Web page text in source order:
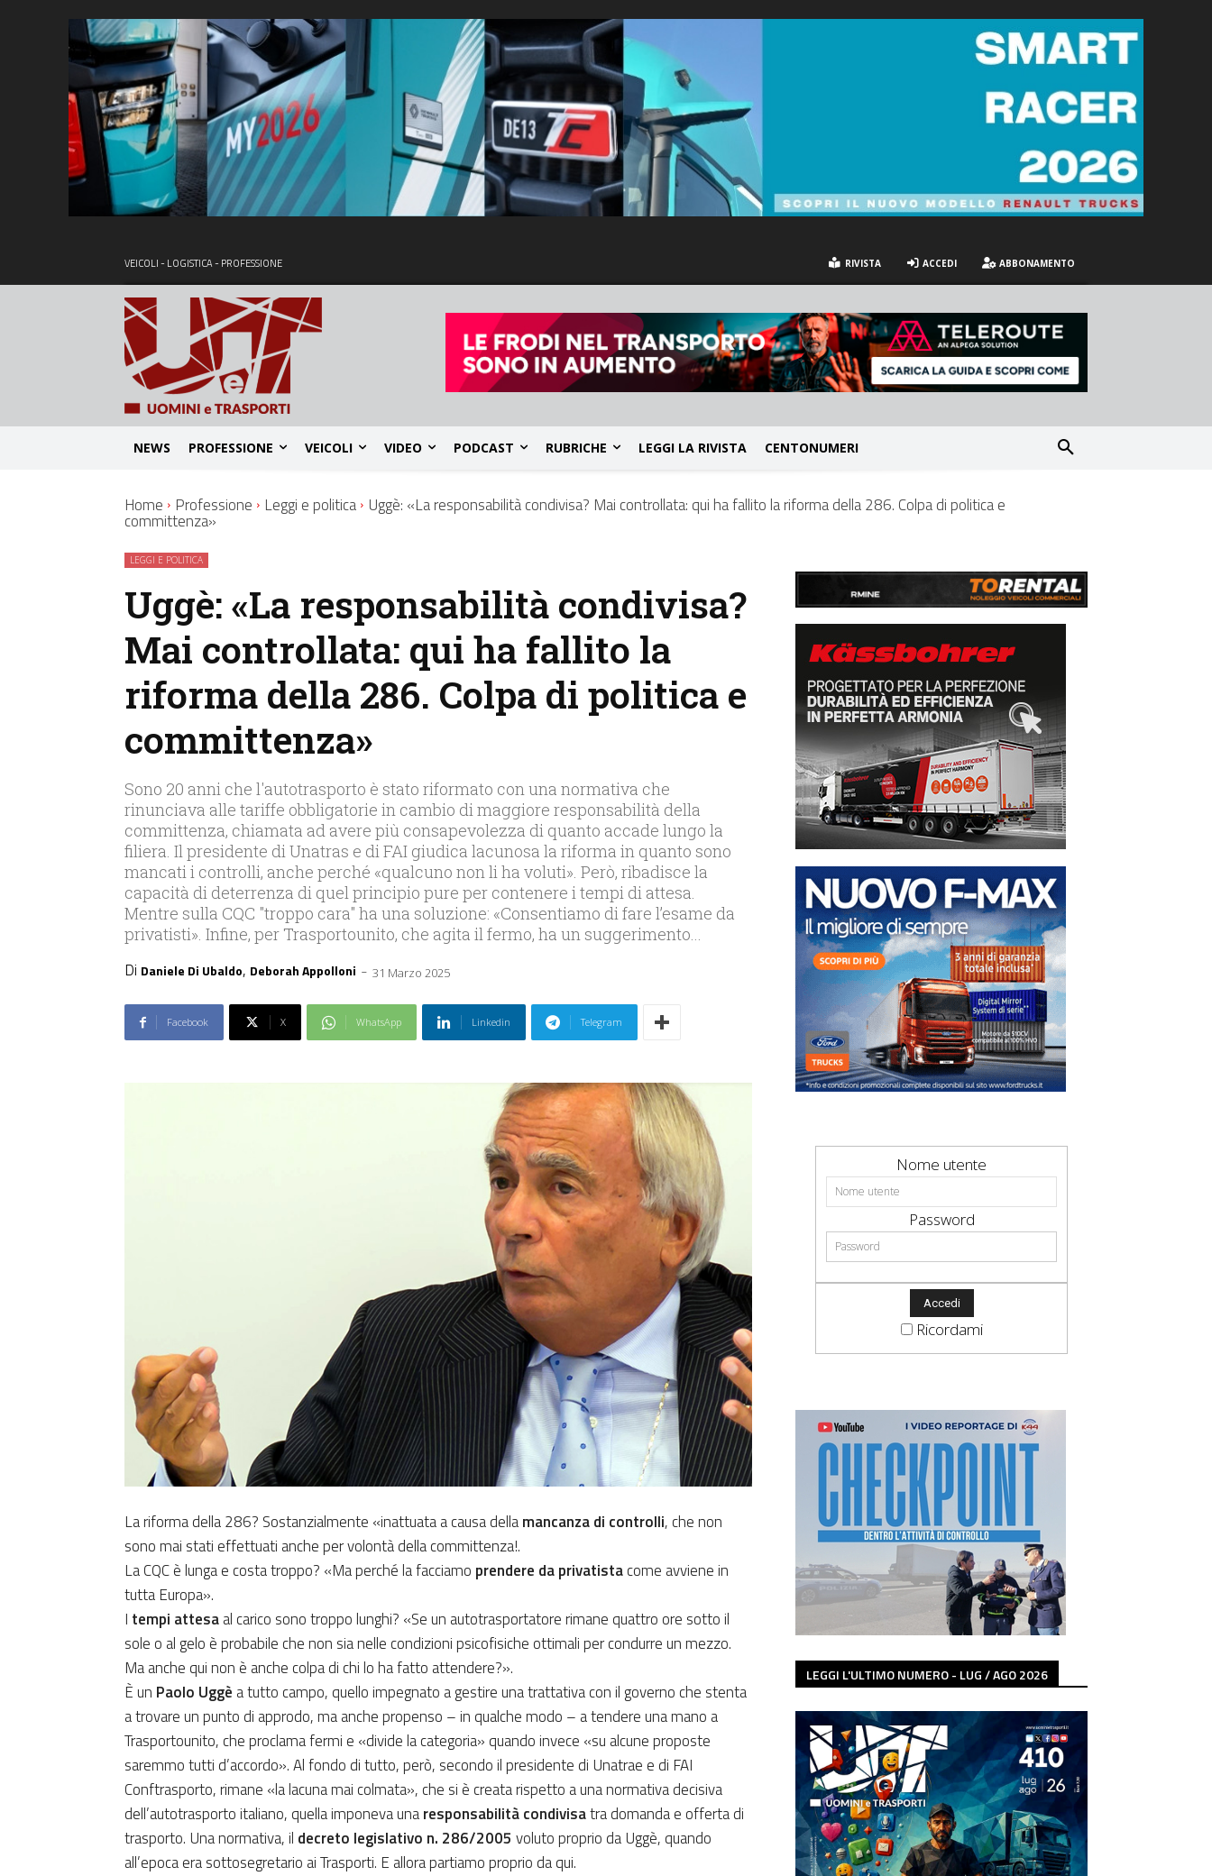
VEICOLI - LOGISTICA - PROFESSIONE RIVISTA ACCEDI ABBONAMENTO
NEWS PROFESSIONE VEICOLI VIDEO PODCAST RUBRICHE LEGGI LA RIVISTA CENTONUMERI
Home Professione Leggi e politica Uggè: «La responsabilità condivisa? Mai controllata: qui ha fallito la riforma della 286. Colpa di politica e
committenza»
LEGGI E POLITICA
Uggè: «La responsabilità condivisa?
Mai controllata: qui ha fallito la
riforma della 286. Colpa di politica e
committenza»
Sono 20 anni che l'autotrasporto è stato riformato con una normativa che
rinunciava alle tariffe obbligatorie in cambio di maggiore responsabilità della
committenza, chiamata ad avere più consapevolezza di quanto accade lungo la
filiera. Il presidente di Unatras e di FAI giudica lacunosa la riforma in quanto sono
mancati i controlli, anche perché «qualcuno non li ha voluti». Però, ribadisce la
capacità di deterrenza di quel principio pure per contenere i tempi di attesa.
Mentre sulla CQC "troppo cara" ha una soluzione: «Consentiamo di fare l’esame da
privatisti». Infine, per Trasportounito, che agita il fermo, ha un suggerimento...
Di Daniele Di Ubaldo, Deborah Appolloni - 31 Marzo 2025
Facebook X WhatsApp Linkedin Telegram
La riforma della 286? Sostanzialmente «inattuata a causa dellamancanza di controlli, che non
sono mai stati effettuati anche per volontà della committenza!.
La CQC è lunga e costa troppo? «Ma perché la facciamo prendere da privatistacome avviene in
tutta Europa».
I tempi attesaal carico sono troppo lunghi? «Se un autotrasportatore rimane quattro ore sotto il
sole o al gelo è probabile che non sia nelle condizioni psicofisiche ottimali per condurre un mezzo.
Ma anche qui non è anche colpa di chi lo ha fatto attendere?».
È un Paolo Uggè a tutto campo, quello impegnato a gestire una trattativa con il governo che stenta
a trovare un punto di approdo, ma anche propenso – in qualche modo – a tendere una mano a
Trasportounito, che proclama fermi e «divide la categoria» quando invece «su alcune proposte
saremmo tutti d’accordo». Al fondo di tutto, però, secondo il presidente di Unatrae e di FAI
Conftrasporto, rimane «la lacuna mai colmata», che si è creata rispetto a una normativa decisiva
dell’autotrasporto italiano, quella imponeva unaresponsabilità condivisatra domanda e offerta di
trasporto. Una normativa, il decreto legislativo n. 286/2005 voluto proprio da Uggè, quando
all’epoca era sottosegretario ai Trasporti. E allora partiamo proprio da qui.
Nome utente
Password
Ricordami
LEGGI L'ULTIMO NUMERO - LUG / AGO 2026